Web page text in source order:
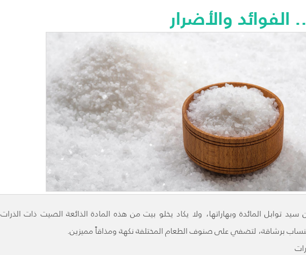
والأضرار
سيد توابل المائدة وبهاراتها، ولا يكاد يخلو بيت من هذه المادة الذائعة الصيت ذات الذرات
تنساب برشاقة، لتضفي على صنوف الطعام المختلفة نكهة ومذاقاً مميزين.